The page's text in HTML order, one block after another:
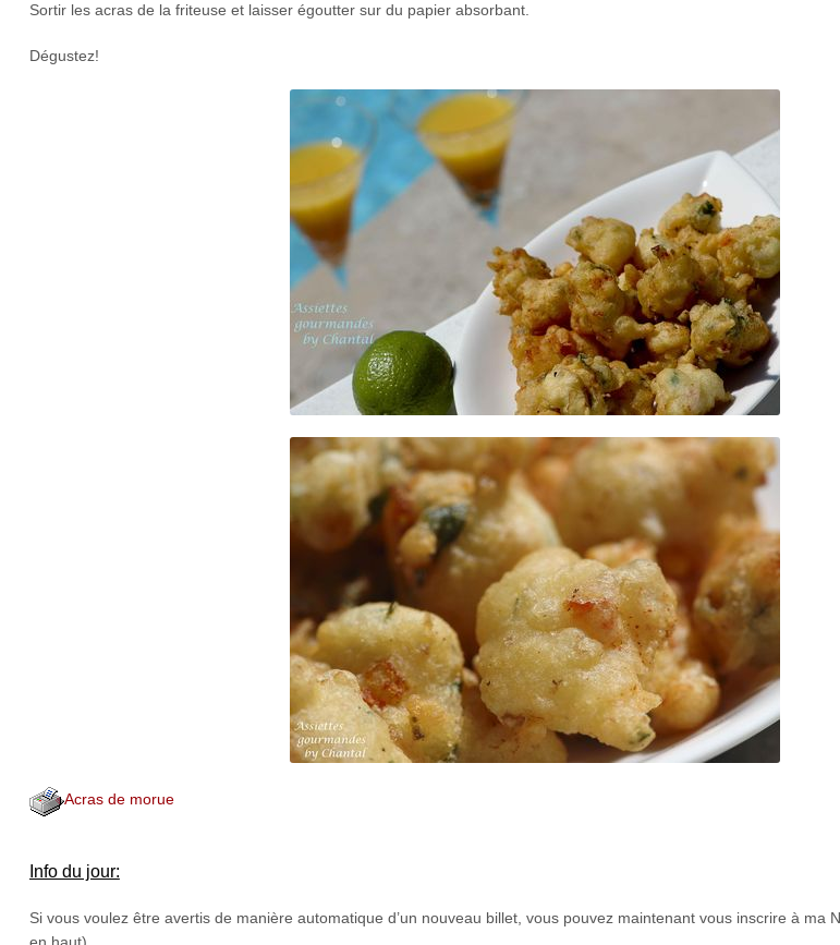
Sortir les acras de la friteuse et laisser égoutter sur du papier absorbant.
Dégustez!
Acras de morue
Info du jour:
Si vous voulez être avertis de manière automatique d’un nouveau billet, vous pouvez maintenant vous inscrire à ma